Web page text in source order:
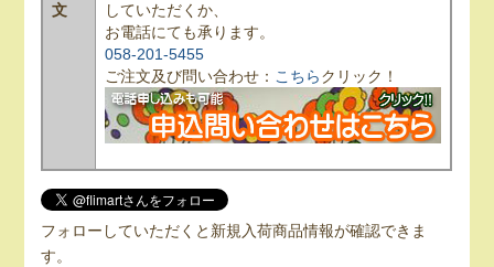
文
していただくか、
お電話にても承ります。
058-201-5455
ご注文及び問い合わせ： こちらクリック！
フォローしていただくと新規入荷商品情報が確認できま
す。